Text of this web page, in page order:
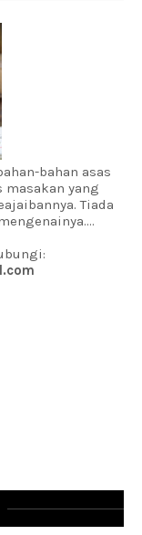
bahan asas
yang
Tiada